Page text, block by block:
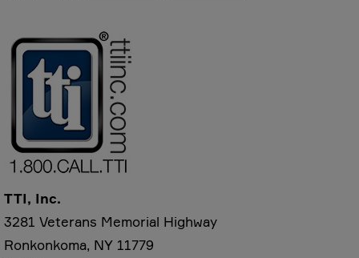
TTI, Inc.
3281 Veterans Memorial Highway
Ronkonkoma, NY 11779